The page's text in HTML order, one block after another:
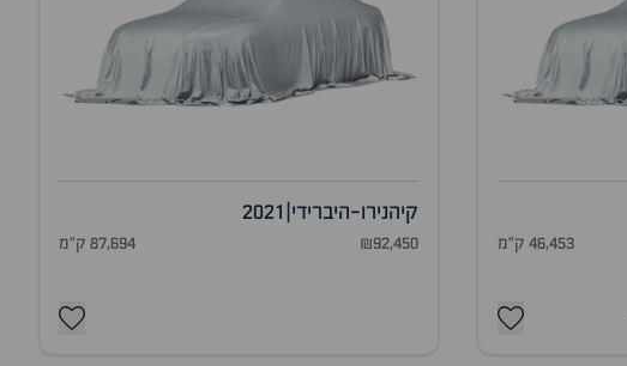
46,453 ק"מ
קיהנירו-היברידי 2021
₪92,450 87,694 ק"מ